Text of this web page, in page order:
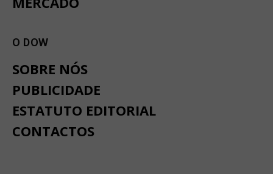
O DOW
SOBRE NÓS
PUBLICIDADE
ESTATUTO EDITORIAL
CONTACTOS